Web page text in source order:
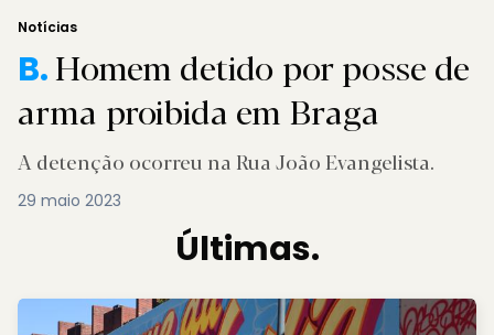
Notícias
B.Homem detido por posse de
arma proibida em Braga
A detenção ocorreu na Rua João Evangelista.
29 maio 2023
Últimas.